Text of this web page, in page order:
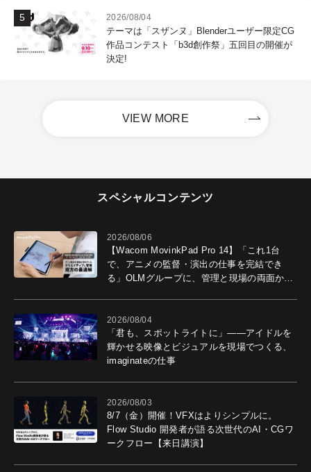
2026/08/04
テーマは「スザンヌ」Blenderユーザー限定CG
作品コンテスト「b3d創作祭」五回目の開催が
決定!
VIEW MORE
スペシャルコンテンツ
2026/08/06
【Wacom MovinkPad Pro 14】「これ1台
で、アニメの監督・演出の仕事を完結でき
る」OLMグループに、管理と現場の両面から
2026/08/04
「君も、スポットライトに」――アイドルを
輝かせる映像とビジュアルを現場でつくる、
imaginateの仕事
2026/08/03
8/7（金）開催！VFXはよりシンプルに。
Flow Studio 開発者が語る次世代のAI・CGワ
ークフロー【来日講演】